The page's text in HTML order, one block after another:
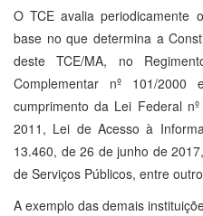
O TCE avalia periodicamente
base no que determina a
deste TCE/MA, no
Complementar nº 101/
cumprimento da Lei Federal
2011, Lei de Acesso à
13.460, de 26 de junho de
de Serviços Públicos, entre
A exemplo das demais